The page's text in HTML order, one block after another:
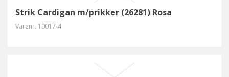
Strik Cardigan m/prikker (26281) Rosa
Varenr. 10017-4